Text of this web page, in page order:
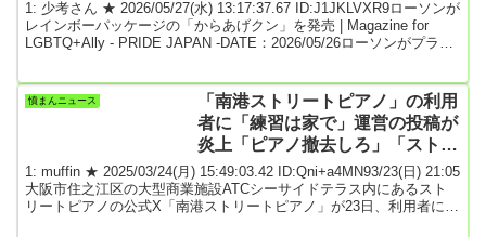
1: 少考さん ★ 2026/05/27(水) 13:17:37.67 ID:J1JKLVXR9ローソンが
レインボーパッケージの「からあげクン」を発売 | Magazine for
LGBTQ+Ally - PRIDE JAPAN -DATE：2026/05/26ローソンがプライ
で展開します（約170万枚）。「レギュラー」「レッド」「北海道チ
ーズ」「レモン味」の4種類あるそ...
憤まんニュース
「南港ストリートピアノ」の利用
者に「練習は家で」運営の投稿が
炎上「ピアノ撤去しろ」「ストリ
ートピアノの精神を侮辱する」
1: muffin ★ 2025/03/24(月) 15:49:03.42 ID:Qni+a4MN93/23(日) 21:05
大阪市住之江区の大型商業施設ATCシーサイドテラス内にあるスト
リートピアノの公式X「南港ストリートピアノ」が23日、利用者に対